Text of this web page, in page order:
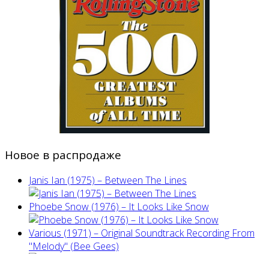
Новое в распродаже
Janis Ian (1975) ‎– Between The Lines
Phoebe Snow (1976) – It Looks Like Snow
Various (1971) – Original Soundtrack Recording From
"Melody" (Bee Gees)